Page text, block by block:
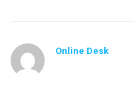
Online Desk